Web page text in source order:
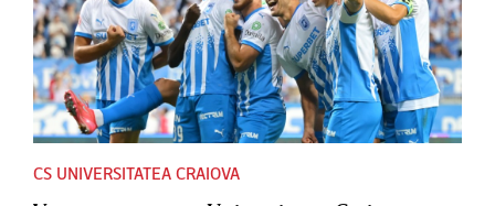
CS UNIVERSITATEA CRAIOVA